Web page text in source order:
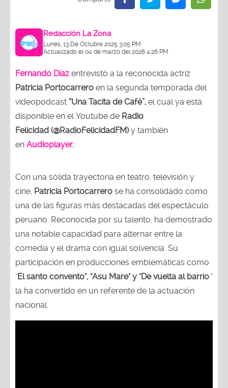
Redacción La Zona
Lunes, 13 De Octubre 2025 3:05 PM
Actualizado el 04 de marzo del 2026 4:26 PM
Fernando Díaz entrevistó a la reconocida actriz
Patricia Portocarrero en la segunda temporada del
videopodcast “Una Tacita de Café”, el cual ya está
disponible en el Youtube de Radio
Felicidad (@RadioFelicidadFM)y también
en Audioplayer.
Con una sólida trayectoria en teatro, televisión y
cine, Patricia Portocarrero se ha consolidado como
una de las figuras más destacadas del espectáculo
peruano. Reconocida por su talento, ha demostrado
una notable capacidad para alternar entre la
comedia y el drama con igual solvencia. Su
participación en producciones emblemáticas como
"El santo convento", "Asu Mare" y "De vuelta al barrio"
la ha convertido en un referente de la actuación
nacional.